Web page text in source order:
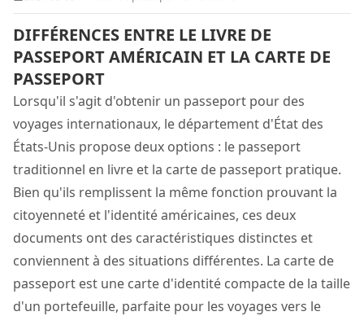
DIFFÉRENCES ENTRE LE LIVRE DE
PASSEPORT AMÉRICAIN ET LA CARTE DE
PASSEPORT
Lorsqu'il s'agit d'obtenir un passeport pour des
voyages internationaux, le département d'État des
États-Unis propose deux options : le passeport
traditionnel en livre et la carte de passeport pratique.
Bien qu'ils remplissent la même fonction prouvant la
citoyenneté et l'identité américaines, ces deux
documents ont des caractéristiques distinctes et
conviennent à des situations différentes. La carte de
passeport est une carte d'identité compacte de la taille
d'un portefeuille, parfaite pour les voyages vers le